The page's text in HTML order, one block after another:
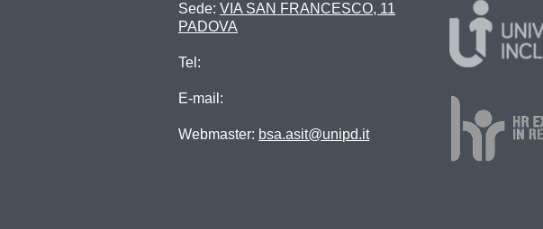
Sede:VIA SAN FRANCESCO, 11
PADOVA
Tel:
E-mail:
Webmaster: bsa.asit@unipd.it